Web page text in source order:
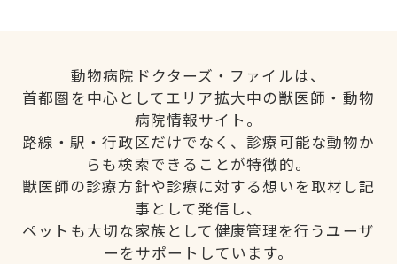
動物病院ドクターズ・ファイルは、
首都圏を中心としてエリア拡大中の獣医師・動物
病院情報サイト。
路線・駅・行政区だけでなく、診療可能な動物か
らも検索できることが特徴的。
獣医師の診療方針や診療に対する想いを取材し記
事として発信し、
ペットも大切な家族として健康管理を行うユーザ
ーをサポートしています。